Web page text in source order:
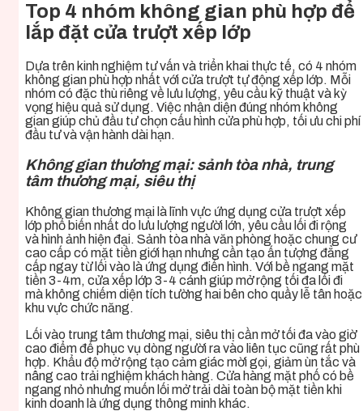
Top 4 nhóm không gian phù hợp để
lắp đặt cửa trượt xếp lớp
Dựa trên kinh nghiệm tư vấn và triển khai thực tế, có 4 nhóm
không gian phù hợp nhất với cửa trượt tự động xếp lớp. Mỗi
nhóm có đặc thù riêng về lưu lượng, yêu cầu kỹ thuật và kỳ
vọng hiệu quả sử dụng. Việc nhận diện đúng nhóm không
gian giúp chủ đầu tư chọn cấu hình cửa phù hợp, tối ưu chi phí
đầu tư và vận hành dài hạn.
Không gian thương mại: sảnh tòa nhà, trung
tâm thương mại, siêu thị
Không gian thương mại là lĩnh vực ứng dụng cửa trượt xếp
lớp phổ biến nhất do lưu lượng người lớn, yêu cầu lối đi rộng
và hình ảnh hiện đại. Sảnh tòa nhà văn phòng hoặc chung cư
cao cấp có mặt tiền giới hạn nhưng cần tạo ấn tượng đẳng
cấp ngay từ lối vào là ứng dụng điển hình. Với bề ngang mặt
tiền 3-4m, cửa xếp lớp 3-4 cánh giúp mở rộng tối đa lối đi
mà không chiếm diện tích tường hai bên cho quầy lễ tân hoặc
khu vực chức năng.
Lối vào trung tâm thương mại, siêu thị cần mở tối đa vào giờ
cao điểm để phục vụ dòng người ra vào liên tục cũng rất phù
hợp. Khẩu độ mở rộng tạo cảm giác mời gọi, giảm ùn tắc và
nâng cao trải nghiệm khách hàng. Cửa hàng mặt phố có bề
ngang nhỏ nhưng muốn lối mở trải dài toàn bộ mặt tiền khi
kinh doanh là ứng dụng thông minh khác.